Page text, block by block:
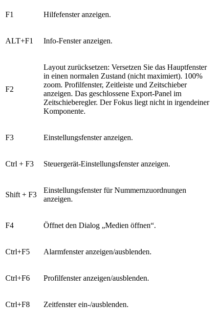
F1 Hilfefenster anzeigen.
ALT+F1 Info-Fenster anzeigen.
F2
Layout zurücksetzen: Versetzen Sie das Hauptfenster
in einen normalen Zustand (nicht maximiert). 100%
zoom. Profilfenster, Zeitleiste und Zeitschieber
anzeigen. Das geschlossene Export-Panel im
Zeitschieberegler. Der Fokus liegt nicht in irgendeiner
Komponente.
F3 Einstellungsfenster anzeigen.
Ctrl + F3 Steuergerät-Einstellungsfenster anzeigen.
Shift + F3
Einstellungsfenster für Nummernzuordnungen
anzeigen.
F4 Öffnet den Dialog „Medien öffnen“.
Ctrl+F5 Alarmfenster anzeigen/ausblenden.
Ctrl+F6 Profilfenster anzeigen/ausblenden.
Ctrl+F8 Zeitfenster ein-/ausblenden.